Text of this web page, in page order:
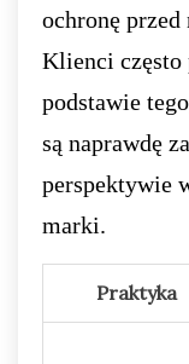
ochronę
Klienci często
podstawie
są naprawdę
perspektywie
marki.
Praktyka